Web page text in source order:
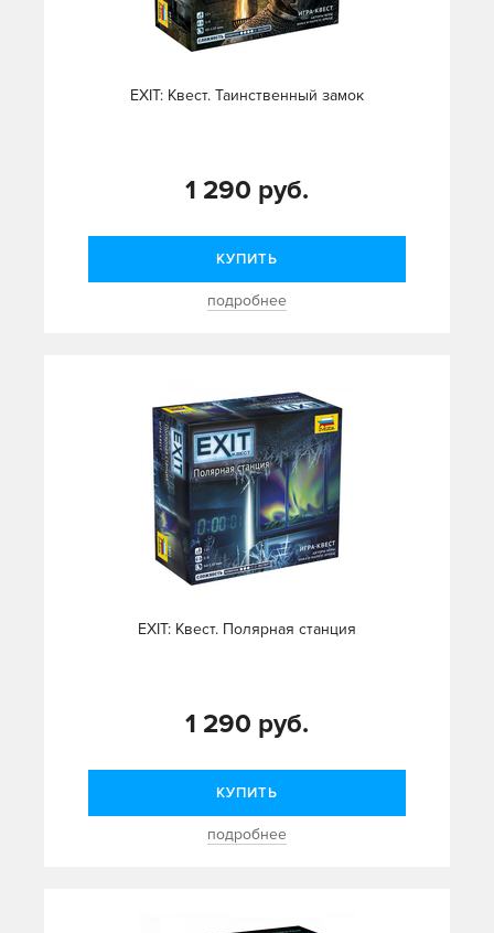
EXIT: Квест. Таинственный замок
1 290 руб.
КУПИТЬ
подробнее
EXIT: Квест. Полярная станция
1 290 руб.
КУПИТЬ
подробнее